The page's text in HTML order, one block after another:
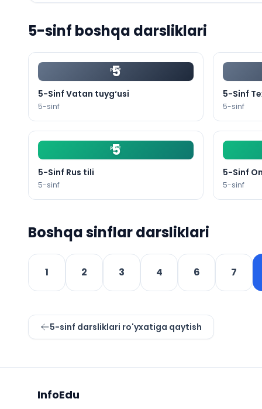
5-sinf boshqa darsliklari
5
PDF
5-Sinf Vatan tuyg‘usi
5-sinf
5-Sinf
5-sinf
5
PDF
5-Sinf Rus tili
5-sinf
5-Sinf
5-sinf
Boshqa sinflar darsliklari
1 2 3 4 6 7
5-sinf darsliklari ro'yxatiga qaytish
InfoEdu